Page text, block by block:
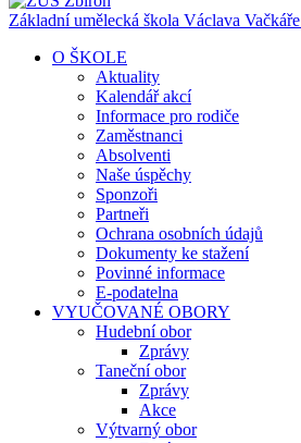
Základní umělecká škola Václava Vačkáře
O ŠKOLE
Aktuality
Kalendář akcí
Informace pro rodiče
Zaměstnanci
Absolventi
Naše úspěchy
Sponzoři
Partneři
Ochrana osobních údajů
Dokumenty ke stažení
Povinné informace
E-podatelna
VYUČOVANÉ OBORY
Hudební obor
Zprávy
Taneční obor
Zprávy
Akce
Výtvarný obor